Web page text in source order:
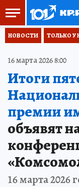
НОВОСТИ ТОЛЬКО У
16 марта 2026 8:00
Итоги
премии
объявят
16 марта 2026